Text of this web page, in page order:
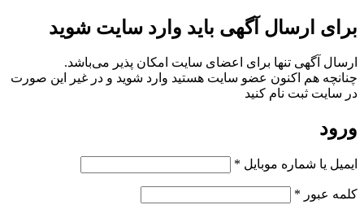
برای ارسال آگهی باید وارد سایت شوید
ارسال آگهی تنها برای اعضای سایت امکان پذیر می‌باشد.
چنانچه هم‌ اکنون عضو سایت هستید وارد شوید و در غیر این صورت
در سایت ثبت نام کنید
ورود
ایمیل یا شماره موبایل *
کلمه عبور *